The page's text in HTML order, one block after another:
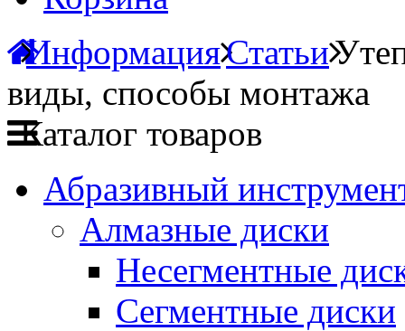
ИнформацияСтатьи
виды, способы монтажа
Каталог товаров
Абразивный
Алмазные диски
Несегментные
Сегментные диски